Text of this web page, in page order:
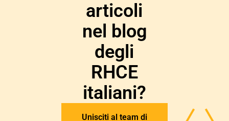
articoli
nel blog
degli
RHCE
italiani?
Unisciti al team di